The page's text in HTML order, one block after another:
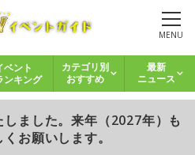
MENU
ベント
ンキング
カテゴリ別
おすすめ
最新
ニュース
ました。来年（2027年）も
お願いします。